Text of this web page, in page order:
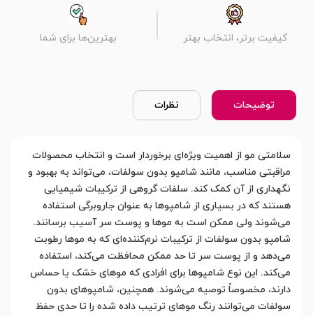
کیفیت برتر، انتخاب بهتر بهترین‌ها برای شما
توضیحات نظرات
سلامتی مو از اهمیت ویژه‌ای برخوردار است و انتخاب محصولات
مراقبتی مناسب، مانند شامپو بدون سولفات، می‌تواند به بهبود و
نگهداری از آن کمک کند. سلفات گروهی از ترکیبات شیمیایی
هستند که در بسیاری از شامپوها به عنوان جاروبرگی استفاده
می‌شوند ولی ممکن است به موها و پوست سر آسیب برسانند.
شامپو بدون سولفات از ترکیبات نرم‌کننده‌ای که به موها رطوبت
می‌دهد و از پوست سر تا حد ممکن محافظت می‌کند، استفاده
می‌کند. این نوع شامپوها برای افرادی که موهای خشک یا حساس
دارند، مخصوصاً توصیه می‌شوند. همچنین، شامپوهای بدون
سولفات می‌توانند رنگ موهای ترتیب داده شده را تا حدی حفظ